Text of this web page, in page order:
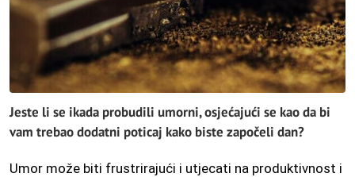
Jeste li se ikada probudili umorni, osjećajući se kao da bi
vam trebao dodatni poticaj kako biste započeli dan?
Umor može biti frustrirajući i utjecati na produktivnost i